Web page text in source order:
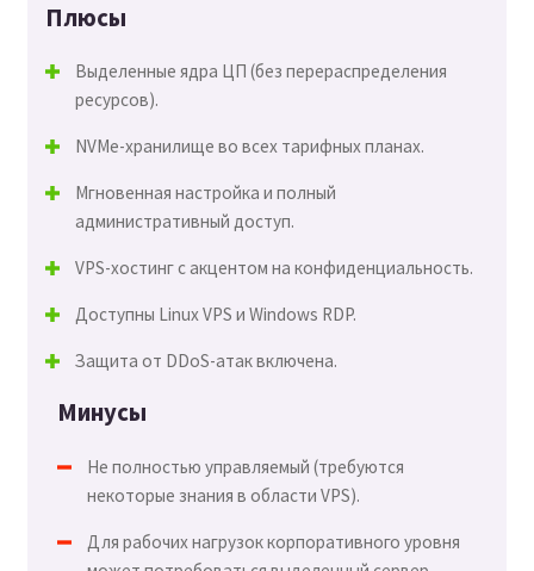
Плюсы
Выделенные ядра ЦП (без перераспределения
ресурсов).
NVMe-хранилище во всех тарифных планах.
Мгновенная настройка и полный
административный доступ.
VPS-хостинг с акцентом на конфиденциальность.
Доступны Linux VPS и Windows RDP.
Защита от DDoS-атак включена.
Минусы
Не полностью управляемый (требуются
некоторые знания в области VPS).
Для рабочих нагрузок корпоративного уровня